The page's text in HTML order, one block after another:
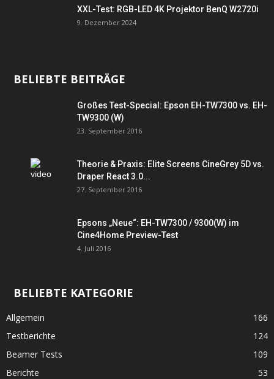
XXL-Test: RGB-LED 4K Projektor BenQ W2720i
9. Dezember 2024
BELIEBTE BEITRÄGE
Großes Test-Special: Epson EH-TW7300 vs. EH-
TW9300 (W)
23. September 2016
Theorie & Praxis: Elite Screens CineGrey 5D vs.
Draper React 3.0...
27. September 2016
Epsons „Neue“: EH-TW7300 / 9300(W) im
Cine4Home Preview-Test
4. Juli 2016
BELIEBTE KATEGORIE
Allgemein
166
Testberichte
124
Beamer Tests
109
Berichte
53